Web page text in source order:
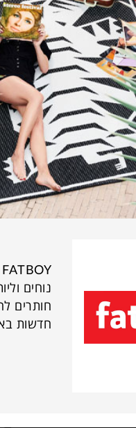
נוחים
חותרים
חדשות